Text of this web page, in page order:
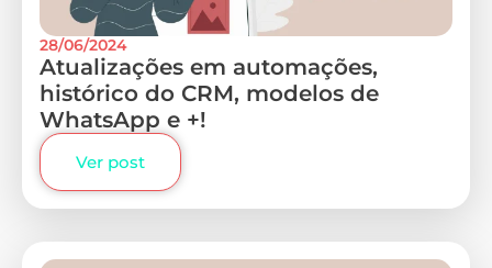
28/06/2024
Atualizações em automações,
histórico do CRM, modelos de
WhatsApp e +!
Ver post